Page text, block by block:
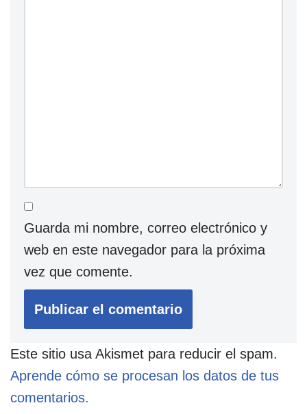
Guarda mi nombre, correo electrónico y
web en este navegador para la próxima
vez que comente.
Este sitio usa Akismet para reducir el spam.
Aprende cómo se procesan los datos de tus
comentarios.